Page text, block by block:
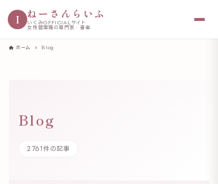
I ねーさんらいふ
いくみOFFICIALサイト
女性管理職の専門家・著者
ホーム Blog
Blog
2761件の記事